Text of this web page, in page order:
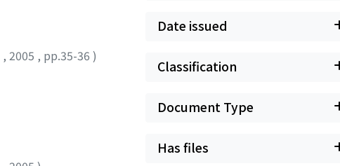
, 2005 , pp.35-36 )
Date issued
Classification
Document Type
Has files